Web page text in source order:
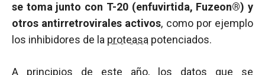
se toma junto con T-20 (enfuvirtida, Fuzeon®) y
otros antirretrovirales activos, como por ejemplo
los inhibidores de la proteasa potenciados.
A principios de este año, los datos que se